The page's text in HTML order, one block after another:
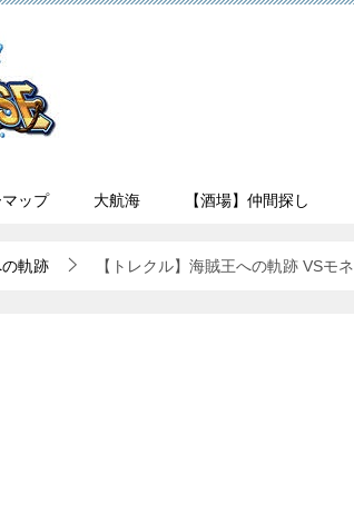
マップ 大航海 【酒場】仲間探し
軌跡 【トレクル】海賊王への軌跡 VSモネ